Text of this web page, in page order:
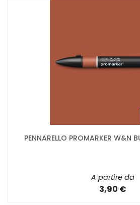
PENNARELLO PROMARKER W&N
A partire da
3,90 €